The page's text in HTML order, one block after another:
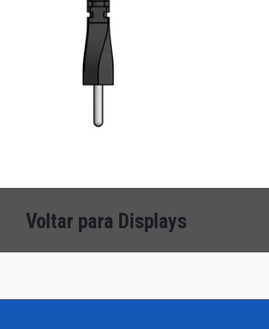
Voltar para Displays